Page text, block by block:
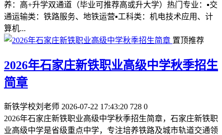
养：高+升学双通道（毕业可推荐高或升大学）热门专业：▪️交
通运输类：铁路服务、地铁运营▪️工科类：机电技术应用、计
算机...
置顶推荐
2026年石家庄新铁职业高级中学秋季招生
简章
新铁学校刘老师 2026-07-22 17:43:20 728 0
2026年石家庄新铁职业高级中学秋季招生简章，石家庄新铁职
业高级中学是省级重点中学，专注培养铁路及城市轨道交通领